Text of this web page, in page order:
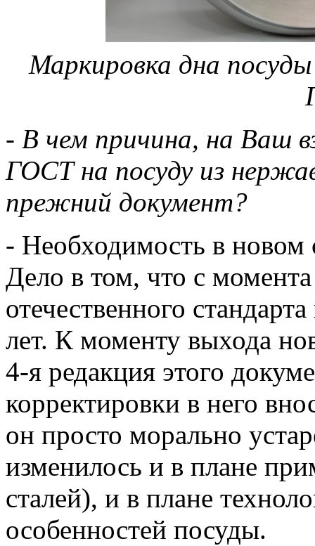
Маркировка дна
- В чем причина, на Ваш
ГОСТ на посуду из
прежний документ?
- Необходимость в новом
Дело в том, что с
отечественного
лет. К моменту выхода
4-я редакция этого
корректировки в него
он просто морально
изменилось и в плане
сталей), и в плане
особенностей посуды.